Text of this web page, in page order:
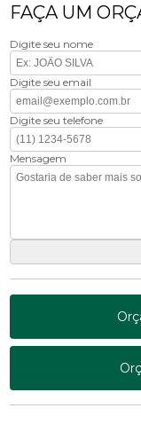
FAÇA UM
Digite seu nome
Digite seu email
Digite seu telefone
Mensagem